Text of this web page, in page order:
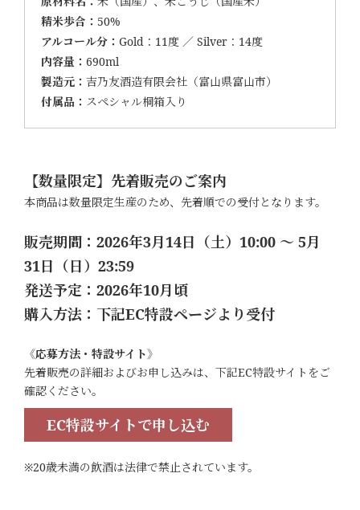
精米歩合： 50%
アルコール分： Gold：11度 ／ Silver：14度
内容量： 690ml
製造元： 吉乃友酒造有限会社（富山県富山市）
付属品： スペシャル桐箱入り
【数量限定】先着販売のご案内
本商品は数量限定生産のため、先着順での受付となります。
販売期間：2026年3月14日（土）10:00 ～ 5月
31日（日）23:59
発送予定：2026年10月頃
購入方法：下記EC特設ページより受付
《応募方法・特設サイト》
先着販売の詳細およびお申し込みは、下記EC特設サイトをご
確認ください。
EC特設サイトで申し込む
※20歳未満の飲酒は法律で禁止されています。